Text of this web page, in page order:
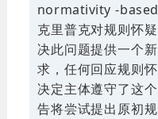
normativity -
克里普克对规则怀
决此问题提供一个
求，任何回应规则
决定主体遵守了这
告将尝试提出原初